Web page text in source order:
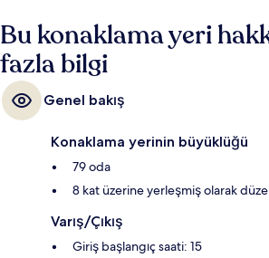
Bu konaklama yeri
fazla bilgi
Genel bakış
Konaklama yerinin büyüklüğü
79 oda
8 kat üzerine yerleşmiş olarak
Varış/Çıkış
Giriş başlangıç saati: 15